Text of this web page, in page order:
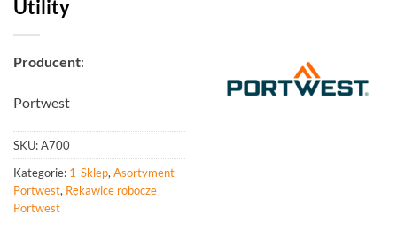
Utility
Producent:
Portwest
SKU:A700
Kategorie: 1-Sklep,Asortyment
Portwest, Rękawice robocze
Portwest